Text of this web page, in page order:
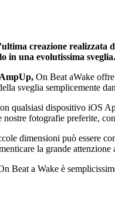
creazione realizzata
in una evolutissima sveglia.
On Beat aWake
sveglia semplicemente
qualsiasi dispositivo iOS
fotografie preferite,
dimensioni può essere
la grande
Beat a Wake è